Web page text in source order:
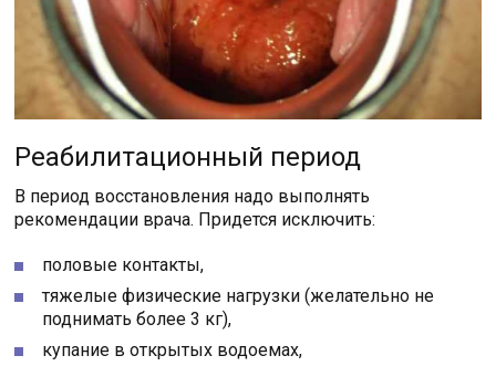
Реабилитационный период
В период восстановления надо выполнять
рекомендации врача. Придется исключить:
половые контакты,
тяжелые физические нагрузки (желательно не
поднимать более 3 кг),
купание в открытых водоемах,